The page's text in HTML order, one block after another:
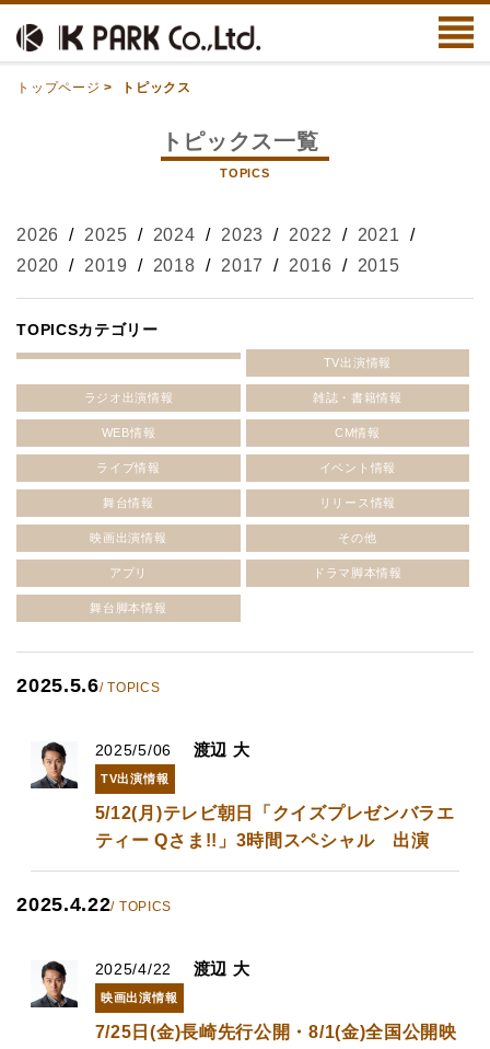
トップページ > トピックス
トピックス一覧
TOPICS
2026 / 2025 / 2024 / 2023 / 2022 / 2021 /
2020 / 2019 / 2018 / 2017 / 2016 / 2015
TOPICSカテゴリー
TV出演情報
ラジオ出演情報 雑誌・書籍情報
WEB情報 CM情報
ライブ情報 イベント情報
舞台情報 リリース情報
映画出演情報 その他
アプリ ドラマ脚本情報
舞台脚本情報
2025.5.6/ TOPICS
2025/5/06 渡辺 大
TV出演情報
5/12(月)テレビ朝日「クイズプレゼンバラエ
ティー Qさま!!」3時間スペシャル 出演
2025.4.22/ TOPICS
2025/4/22 渡辺 大
映画出演情報
7/25日(金)長崎先行公開・8/1(金)全国公開映